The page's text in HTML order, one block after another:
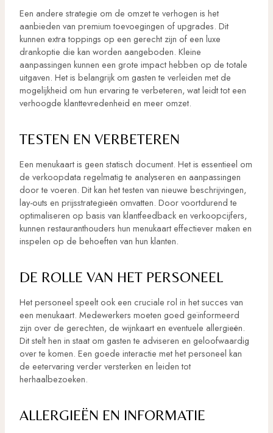
Een andere strategie om de omzet te verhogen is het
aanbieden van premium toevoegingen of upgrades. Dit
kunnen extra toppings op een gerecht zijn of een luxe
drankoptie die kan worden aangeboden. Kleine
aanpassingen kunnen een grote impact hebben op de totale
uitgaven. Het is belangrijk om gasten te verleiden met de
mogelijkheid om hun ervaring te verbeteren, wat leidt tot een
verhoogde klanttevredenheid en meer omzet.
TESTEN EN VERBETEREN
Een menukaart is geen statisch document. Het is essentieel om
de verkoopdata regelmatig te analyseren en aanpassingen
door te voeren. Dit kan het testen van nieuwe beschrijvingen,
lay-outs en prijsstrategieën omvatten. Door voortdurend te
optimaliseren op basis van klantfeedback en verkoopcijfers,
kunnen restauranthouders hun menukaart effectiever maken en
inspelen op de behoeften van hun klanten.
DE ROLLE VAN HET PERSONEEL
Het personeel speelt ook een cruciale rol in het succes van
een menukaart. Medewerkers moeten goed geïnformeerd
zijn over de gerechten, de wijnkaart en eventuele allergieën.
Dit stelt hen in staat om gasten te adviseren en geloofwaardig
over te komen. Een goede interactie met het personeel kan
de eetervaring verder versterken en leiden tot
herhaalbezoeken.
ALLERGIEËN EN INFORMATIE